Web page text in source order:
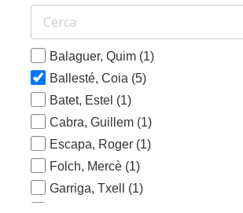
Balaguer, Quim (1)
Ballesté, Coia (5)
Batet, Estel (1)
Cabra, Guillem (1)
Escapa, Roger (1)
Folch, Mercè (1)
Garriga, Txell (1)